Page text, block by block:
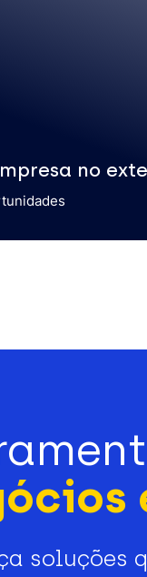
no
soluções